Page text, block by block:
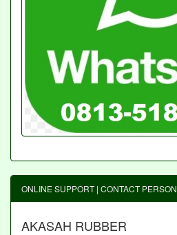
ONLINE SUPPORT | CONTACT PERSON
AKASAH RUBBER